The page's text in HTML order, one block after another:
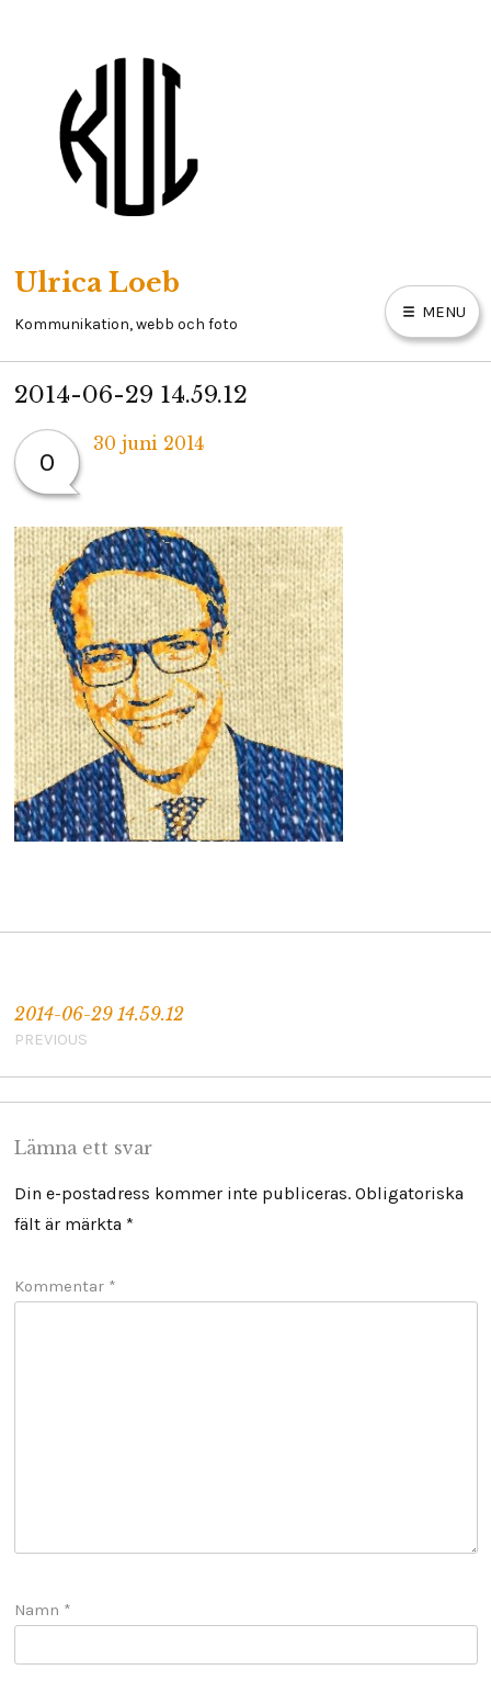
Ulrica Loeb
Kommunikation, webb och foto
MENU
OM MIG
2014-06-29 14.59.12
0
30 juni 2014
U
L
R
I
C
A
L
O
E
B
2014-06-29 14.59.12
PREVIOUS
Lämna ett svar
Din e-postadress kommer inte publiceras. Obligatoriska
fält är märkta *
Kommentar *
Namn *